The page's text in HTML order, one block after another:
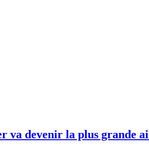
va devenir la plus grande